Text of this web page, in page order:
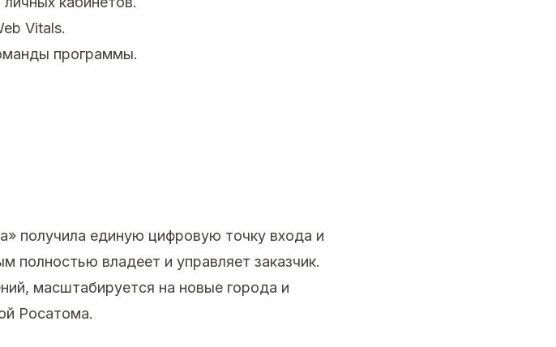
Vitals.
программы.
получила единую цифровую точку входа и
полностью владеет и управляет заказчик.
масштабируется на новые города и
Росатома.